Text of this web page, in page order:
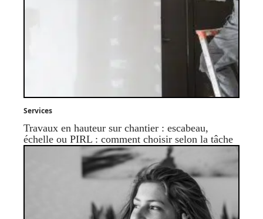
Services
Travaux en hauteur sur chantier : escabeau,
échelle ou PIRL : comment choisir selon la tâche